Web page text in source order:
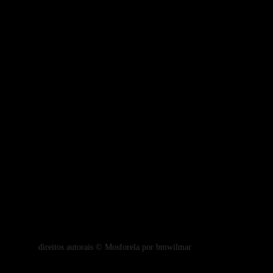
direitos autorais © M osforela por bmwilmar